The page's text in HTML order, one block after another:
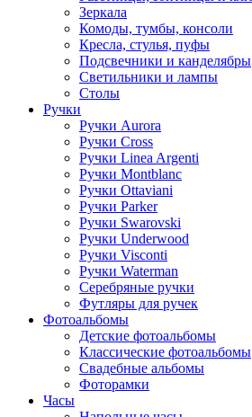
Зеркала
Комоды, тумбы, консоли
Кресла, стулья, пуфы
Подсвечники и канделябры
Светильники и лампы
Столы
Ручки
Ручки Aurora
Ручки Cross
Ручки Linea Argenti
Ручки Montblanc
Ручки Ottaviani
Ручки Parker
Ручки Swarovski
Ручки Underwood
Ручки Visconti
Ручки Waterman
Серебряные ручки
Футляры для ручек
Фотоальбомы
Детские фотоальбомы
Классические фотоальбомы
Свадебные альбомы
Фоторамки
Часы